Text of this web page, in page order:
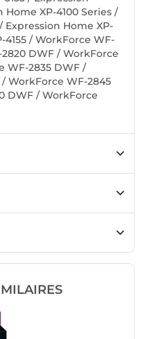
Home XP-4100 Series /
Expression Home XP-
4155 / WorkForce WF-
DWF / WorkForce
WF-2835 DWF /
WorkForce WF-2845
DWF / WorkForce